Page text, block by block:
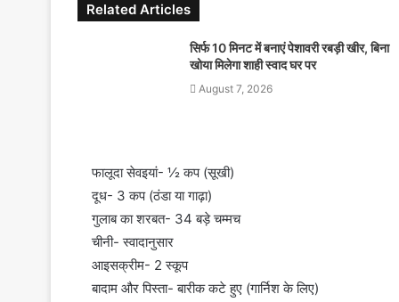
i
Related Articles
सिर्फ 10 मिनट में बनाएं पेशावरी रबड़ी खीर, बिना
खोया मिलेगा शाही स्वाद घर पर
August 7, 2026
फालूदा सेवइयां- ½ कप (सूखी)
दूध- 3 कप (ठंडा या गाढ़ा)
गुलाब का शरबत- 34 बड़े चम्मच
चीनी- स्वादानुसार
आइसक्रीम- 2 स्कूप
बादाम और पिस्ता- बारीक कटे हुए (गार्निश के लिए)